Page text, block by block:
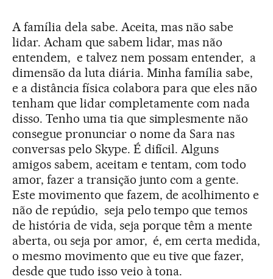
A família dela sabe. Aceita, mas não sabe
lidar. Acham que sabem lidar, mas não
entendem, ­ e talvez nem possam entender, ­ a
dimensão da luta diária. Minha família sabe,
e a distância física colabora para que eles não
tenham que lidar completamente com nada
disso. Tenho uma tia que simplesmente não
consegue pronunciar o nome da Sara nas
conversas pelo Skype. É difícil. Alguns
amigos sabem, aceitam e tentam, com todo
amor, fazer a transição junto com a gente.
Este movimento que fazem, de acolhimento e
não de repúdio, ­ seja pelo tempo que temos
de história de vida, seja porque têm a mente
aberta, ou seja por amor, ­ é, em certa medida,
o mesmo movimento que eu tive que fazer,
desde que tudo isso veio à tona.